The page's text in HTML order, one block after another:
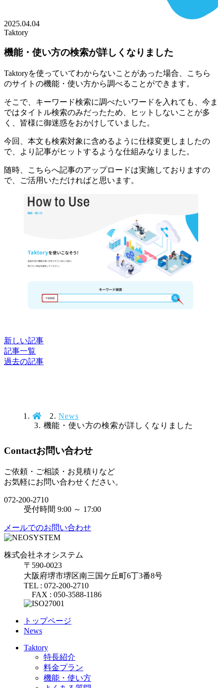
2025.04.04
Taktory
機能・使い方の検索が詳しくなりました
Taktoryを使っていてわからないことがあった場合、こちら
のサイトの機能・使い方から調べることができます。
そこで、キーワード検索に調べたいワードを入れても、今ま
ではタイトル検索のみだったため、ヒットしないことが多
く、皆様に御迷惑をおかけしていました。
今回、本文も検索対象に含めるように仕様変更しましたの
で、より記事がヒットするような仕組みなりました。
随時、こちらへ記事のアップロードは実施しておりますの
で、ご活用いただければと思います。
新しい記事
記事一覧
過去の記事
News
機能・使い方の検索が詳しくなりました
Contactお問い合わせ
ご依頼・ご相談・お見積りなど
お気軽にお問い合わせください。
072-200-2710
受付時間 9:00 ～ 17:00
メールでのお問い合わせ
株式会社ネオシステム
〒590-0023
大阪府堺市堺区南三国ケ丘町6丁3番8号
TEL : 072-200-2710
FAX : 050-3588-1186
トップページ
News
Taktory
特長紹介
料金プラン
機能・使い方